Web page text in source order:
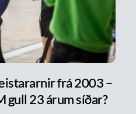
frá 2003 –
gull 23 árum síðar?